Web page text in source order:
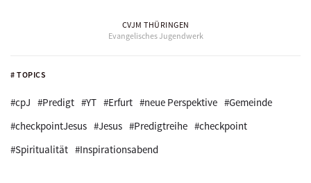
# TOPICS
#cpJ #Predigt #YT #Erfurt #neue Perspektive #Gemeinde
#checkpointJesus #Jesus #Predigtreihe #checkpoint
#Spiritualität #Inspirationsabend
CVJM THÜRINGEN
Evangelisches Jugendwerk